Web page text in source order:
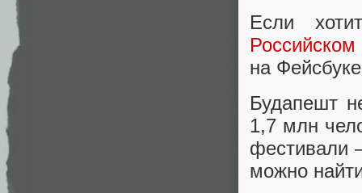
Если
на
Будапешт
1,7 млн
фестивали
можно